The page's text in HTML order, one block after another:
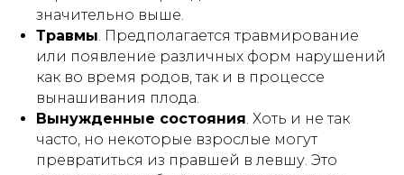
значительно выше.
Травмы . Предполагается травмирование
или появление различных форм нарушений
как во время родов, так и в процессе
вынашивания плода.
Вынужденные состояния . Хоть и не так
часто, но некоторые взрослые могут
превратиться из правшей в левшу. Это